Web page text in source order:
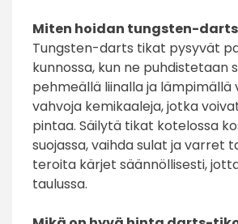
Miten hoidan tungsten-
Tungsten-darts tikat pysyvät
kunnossa, kun ne puhdistetaan
pehmeällä liinalla ja lämpimällä
vahvoja kemikaaleja, jotka
pintaa. Säilytä tikat kotelossa
suojassa, vaihda sulat ja varret
teroita kärjet säännöllisesti,
taulussa.